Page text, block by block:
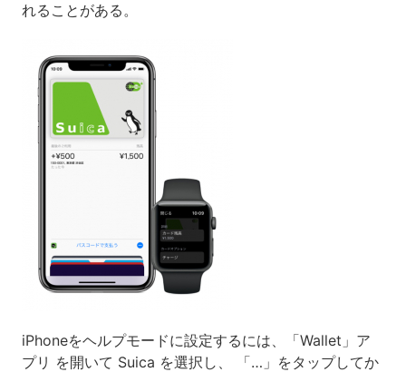
れることがある。
iPhoneをヘルプモードに設定するには、「Wallet」ア
プリ を開いて Suica を選択し、 「…」をタップしてか